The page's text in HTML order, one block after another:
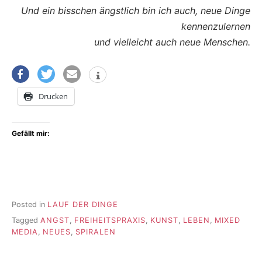
Und ein bisschen ängstlich bin ich auch, neue Dinge
kennenzulernen
und vielleicht auch neue Menschen.
Drucken
Gefällt mir:
Posted in LAUF DER DINGE
Tagged ANGST FREIHEITSPRAXIS KUNST LEBEN
MIXED
MEDIA
NEUES SPIRALEN